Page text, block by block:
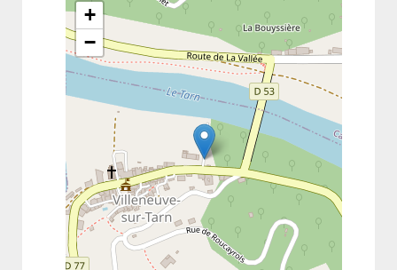
+
−